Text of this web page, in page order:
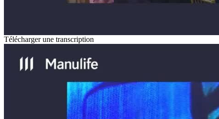
Télécharger une transcription